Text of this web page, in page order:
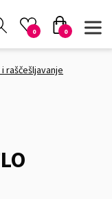
0 0
raščešljavanje